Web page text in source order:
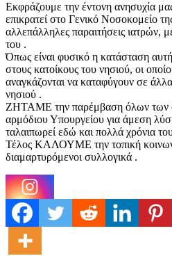
Εκφράζουμε την έντονη ανησυχία
επικρατεί στο Γενικό Νοσοκομείο
αλλεπάλληλες παραιτήσεις ιατρών,
του .
Όπως είναι φυσικό η κατάσταση
στους κατοίκους του νησιού, οι
αναγκάζονται να καταφύγουν σε
νησιού .
ΖΗΤΑΜΕ την παρέμβαση όλων των
αρμόδιου Υπουργείου για άμεση
ταλαιπωρεί εδώ και πολλά χρόνια
Τέλος ΚΑΛΟΥΜΕ την τοπική
διαμαρτυρόμενοι συλλογικά .